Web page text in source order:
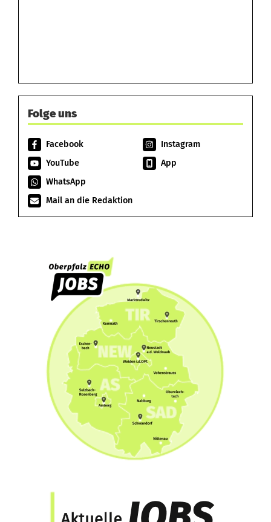
Folge uns
Facebook
Instagram
YouTube
App
WhatsApp
Mail an die Redaktion